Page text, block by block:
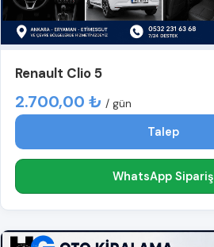
Renault Clio 5
2.700,00 ₺ / gün
Talep
WhatsApp Sipariş